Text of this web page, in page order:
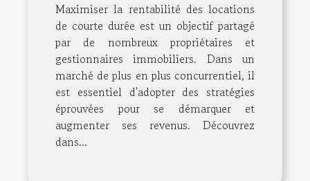
Maximiser la rentabilité des locations
de courte durée est un objectif partagé
par de nombreux propriétaires et
gestionnaires immobiliers. Dans un
marché de plus en plus concurrentiel, il
est essentiel d'adopter des stratégies
éprouvées pour se démarquer et
augmenter ses revenus. Découvrez
dans...